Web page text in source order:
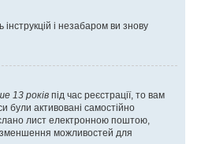
інструкцій і незабаром ви знову
13 років під час реєстрації, то вам
були активовані самостійно
лист електронною поштою,
зменшення можливостей для